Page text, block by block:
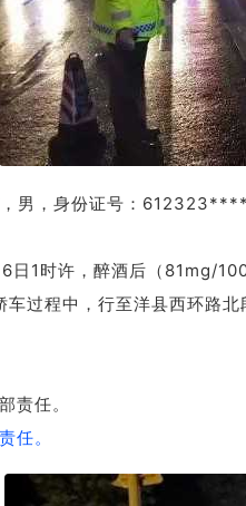
，男，身份证号：
日1时许，醉酒后（81mg/
过程中，行至洋县西环路北
责任。
任。